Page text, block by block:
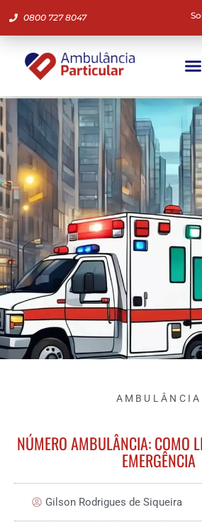
0800 727 8047
AMBULÂNCIA
NÚMERO AMBULÂNCIA: COMO
EMERGÊNCIA
Gilson Rodrigues de Siqueira